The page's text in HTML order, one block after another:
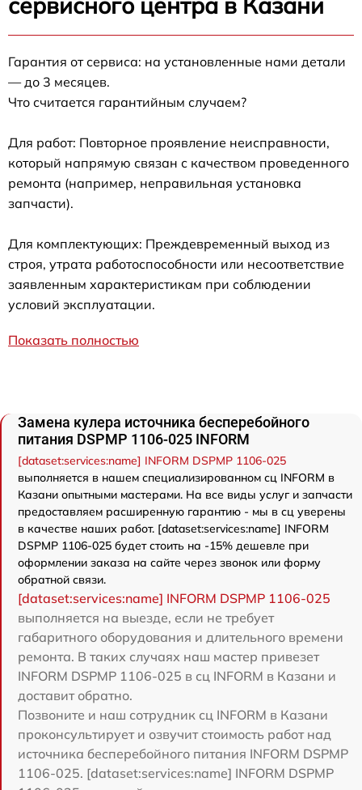
Гарантия от сервиса: на установленные нами детали
— до 3 месяцев.
Что считается гарантийным случаем?
Для работ: Повторное проявление неисправности,
который напрямую связан с качеством проведенного
ремонта (например, неправильная установка
запчасти).
Для комплектующих: Преждевременный выход из
строя, утрата работоспособности или несоответствие
заявленным характеристикам при соблюдении
условий эксплуатации.
Показать полностью
Замена кулера источника бесперебойного
питания DSPMP 1106-025 INFORM
[dataset:services:name] INFORM DSPMP 1106-025
выполняется в нашем специализированном сц INFORM в
Казани опытными мастерами. На все виды услуг и запчасти
предоставляем расширенную гарантию - мы в сц уверены
в качестве наших работ. [dataset:services:name] INFORM
DSPMP 1106-025 будет стоить на -15% дешевле при
оформлении заказа на сайте через звонок или форму
обратной связи.
[dataset:services:name] INFORM DSPMP 1106-025
выполняется на выезде, если не требует
габаритного оборудования и длительного времени
ремонта. В таких случаях наш мастер привезет
INFORM DSPMP 1106-025 в сц INFORM в Казани и
доставит обратно.
Позвоните и наш сотрудник сц INFORM в Казани
проконсультирует и озвучит стоимость работ над
источника бесперебойного питания INFORM DSPMP
1106-025. [dataset:services:name] INFORM DSPMP